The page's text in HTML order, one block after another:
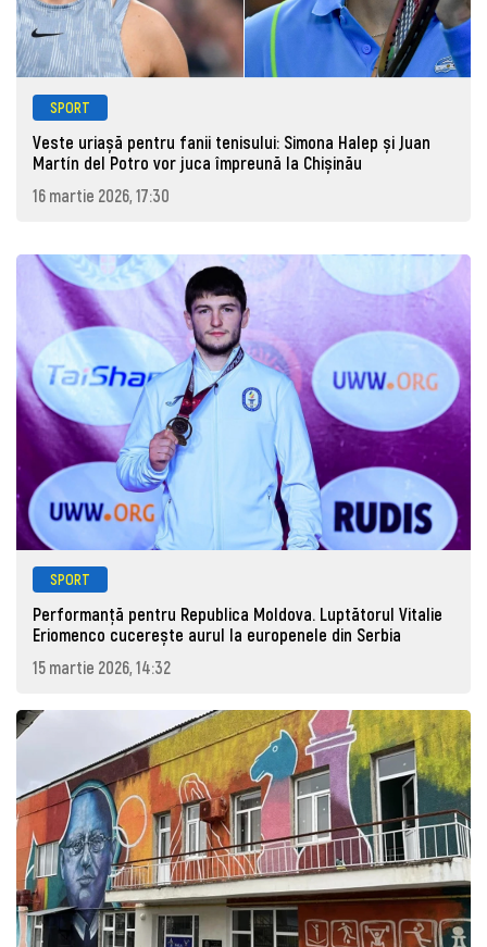
SPORT
Veste uriașă pentru fanii tenisului: Simona Halep și Juan
Martín del Potro vor juca împreună la Chișinău
16 martie 2026, 17:30
SPORT
Performanță pentru Republica Moldova. Luptătorul Vitalie
Eriomenco cucerește aurul la europenele din Serbia
15 martie 2026, 14:32